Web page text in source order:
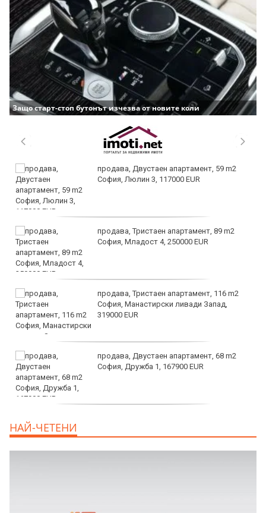
Защо старт-стоп бутонът изчезва от новите коли
продава, Двустаен апартамент, 59 m2
София, Люлин 3, 117000 EUR
продава, Тристаен апартамент, 89 m2
София, Младост 4, 250000 EUR
продава, Тристаен апартамент, 116 m2
София, Манастирски ливади Запад,
319000 EUR
продава, Двустаен апартамент, 68 m2
София, Дружба 1, 167900 EUR
НАЙ-ЧЕТЕНИ